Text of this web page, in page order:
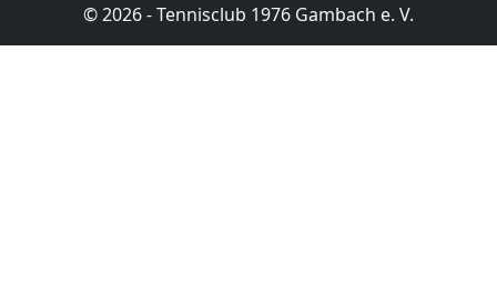
© 2026 - Tennisclub 1976 Gambach e. V.